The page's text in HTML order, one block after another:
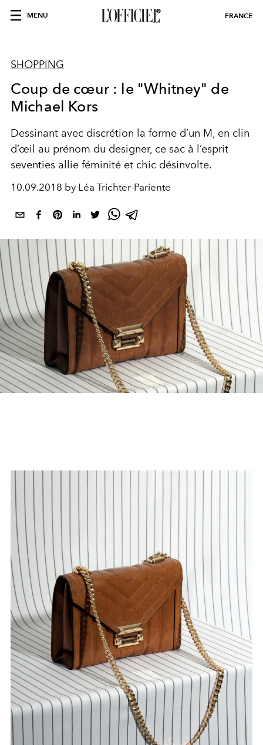
MENU FRANCE
SHOPPING
Coup de cœur : le "Whitney" de
Michael Kors
Dessinant avec discrétion la forme d’un M, en clin
d’œil au prénom du designer, ce sac à l’esprit
seventies allie féminité et chic désinvolte.
10.09.2018 by Léa Trichter-Pariente